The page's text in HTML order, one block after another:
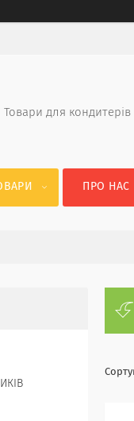
Товари для кондитерів
ПРО НАС